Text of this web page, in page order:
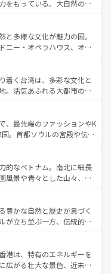
ンドキャニオンやイエロー
と美食が融合した独特の
各地域で異なる魅力を楽
な歴史を感じることができ
メリカ
てほしい。
をもっている。大自然の神
の観光地といえばオアフ
らマウイ島やカウアイ島が
に輝く海をはじめ、豊かな
を迎えてくれるハワイの
やハワイアンミュージッ
すべてがハワイの魅力を彩
情報
しい。
と多様な文化が魅力の国。
ニー・オペラハウス、オー
るウルル（エアーズロッ
林やケアンズの熱帯雨林な
、カフェやワイン、オージ
おり、サーフィンやダイ
トドア好きにはたまらな
力を存分に味わいつくそ
着く台湾は、多彩な文化と
。活気あふれる大都市の台
湾東部など、都市の喧騒
、訪れる人に新しい発見と
、奥深い台湾の食文化も魅
、バラエティ豊かな料理
台湾情報は コンテンツ一覧を参
、最先端のファッションやK
。首都ソウルの宮殿や伝統
の自然美を楽しむことが
、絶品のストリートフード
っている。夜には、韓国な
彩な魅力を心ゆくまで味
。 なお、新着の韓国情報はコンテンツ一
的なベトナム。南北に細長
風景や青々とした山々、世
ハノイの古い町並みやホ
の建物も、独特の雰囲気を
ティの豊かさとおいしさで
ナムコーヒーなどは、ぜ
を訪れてもあたたかい人々
きっと忘れられない旅にな
豊かな自然と歴史が息づく
が立ち並ぶ一方、伝統的な
チェンマイなどの山岳地
プーケットやクラビの美し
むことができる。タイ料理
港は、特有のエネルギーを
広がる壮大な景色、近未来